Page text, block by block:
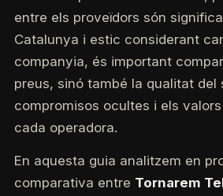
entre els proveïdors són
Catalunya i estic considerant
companyia, és important
preus, sinó també la qualitat del
compromisos ocultes i els
cada operadora.
En aquesta guia analitzem en
comparativa entre Tornarem